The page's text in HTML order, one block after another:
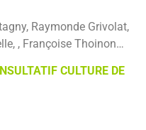
Raymonde Grivolat,
, Françoise Thoinon…
CULTURE DE